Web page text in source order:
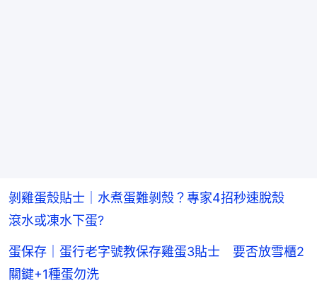
剝雞蛋殼貼士｜水煮蛋難剝殼？專家4招秒速脫殼
滾水或凍水下蛋?
蛋保存｜蛋行老字號教保存雞蛋3貼士 要否放雪櫃2
關鍵+1種蛋勿洗